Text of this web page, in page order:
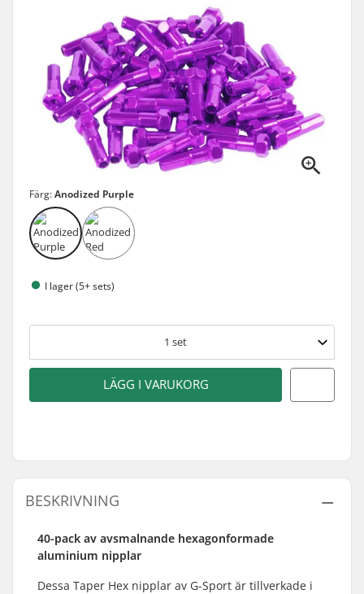
Färg:Anodized Purple
I lager (5+ sets)
1 set
LÄGG I VARUKORG
BESKRIVNING
40-pack av avsmalnande hexagonformade
aluminium nipplar
Dessa Taper Hex nipplar av G-Sport är tillverkade i